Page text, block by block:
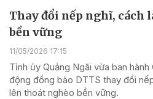
Thay đổi nếp nghĩ, cách
bền vững
11/05/2026 17:15
Tỉnh ủy Quảng Ngãi vừa ban
động đồng bào DTTS thay đổi
lên thoát nghèo bền vững.